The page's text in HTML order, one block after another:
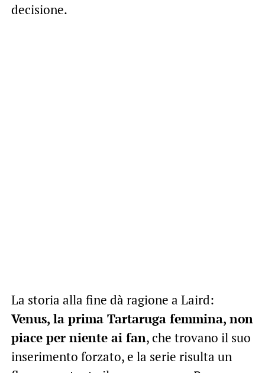
decisione.
La storia alla fine dà ragione a Laird:
Venus, la prima Tartaruga femmina, non
piace per niente ai fan, che trovano il suo
inserimento forzato, e la serie risulta un